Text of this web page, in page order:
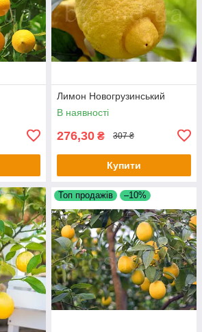
Лимон Новогрузинський
В наявності
276,30 ₴ 307 ₴
Купити
Топ продажів –10%